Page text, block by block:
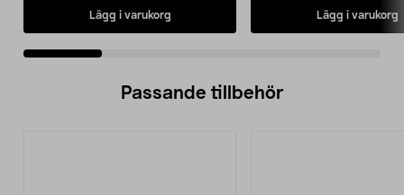
Lägg i varukorg Lägg i varukorg
Passande tillbehör